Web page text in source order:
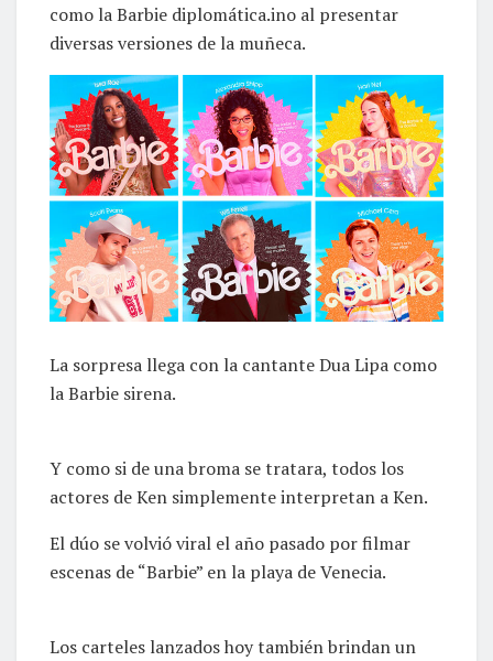
como la Barbie diplomática.ino al presentar
diversas versiones de la muñeca.
La sorpresa llega con la cantante Dua Lipa como
la Barbie sirena.
Y como si de una broma se tratara, todos los
actores de Ken simplemente interpretan a Ken.
El dúo se volvió viral el año pasado por filmar
escenas de “Barbie” en la playa de Venecia.
Los carteles lanzados hoy también brindan un